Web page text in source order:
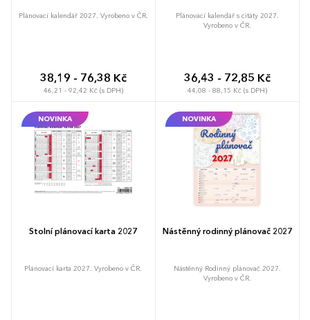
Plánovací kalendář 2027. Vyrobeno v ČR.
38,19 - 76,38 Kč
46,21 - 92,42 Kč (s DPH)
Plánovací kalendář s citáty 2027.
Vyrobeno v ČR.
36,43 - 72,85 Kč
44,08 - 88,15 Kč (s DPH)
NOVINKA
Stolní plánovací karta 2027
Plánovací karta 2027. Vyrobeno v ČR.
NOVINKA
Nástěnný rodinný plánovač 2027
Nástěnný Rodinný plánovač 2027.
Vyrobeno v ČR.